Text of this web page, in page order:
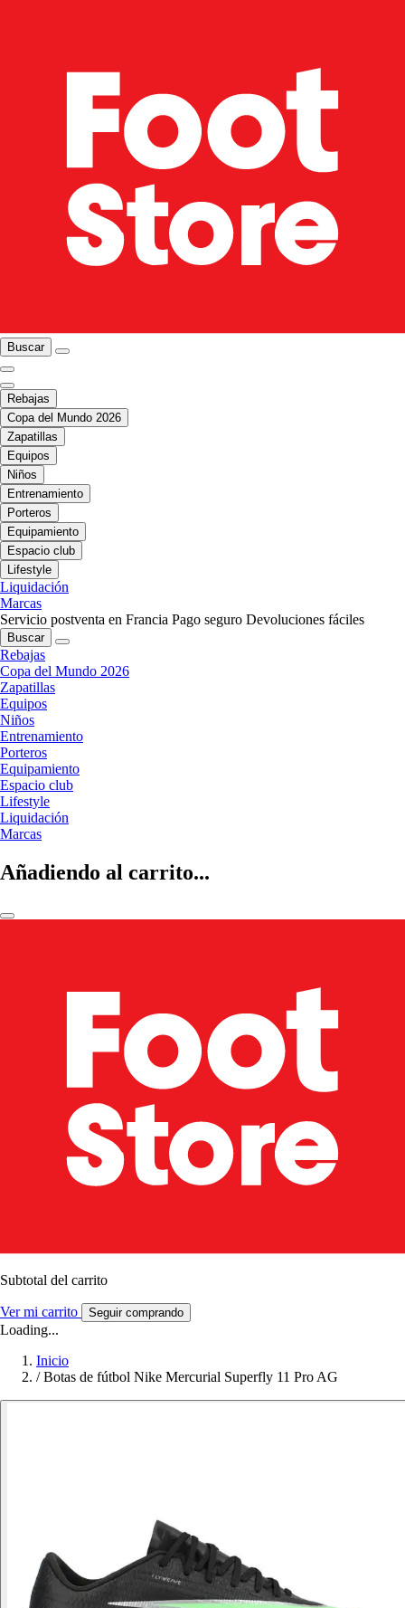
Buscar
Rebajas
Copa del Mundo 2026
Zapatillas
Equipos
Niños
Entrenamiento
Porteros
Equipamiento
Espacio club
Lifestyle
Liquidación
Marcas
Servicio postventa en Francia Pago seguro Devoluciones fáciles
Buscar
Rebajas
Copa del Mundo 2026
Zapatillas
Equipos
Niños
Entrenamiento
Porteros
Equipamiento
Espacio club
Lifestyle
Liquidación
Marcas
Añadiendo al carrito...
Subtotal del carrito
Ver mi carrito Seguir comprando
Loading...
Inicio
/ Botas de fútbol Nike Mercurial Superfly 11 Pro AG